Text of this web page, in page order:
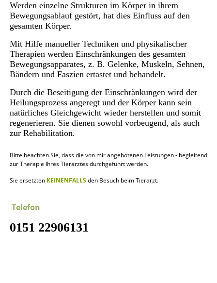
Werden einzelne Strukturen im Körper in ihrem
Bewegungsablauf gestört, hat dies Einfluss auf den
gesamten Körper.
Mit Hilfe manueller Techniken und physikalischer
Therapien werden Einschränkungen des gesamten
Bewegungsapparates, z. B. Gelenke, Muskeln, Sehnen,
Bändern und Faszien ertastet und behandelt.
Durch die Beseitigung der Einschränkungen wird der
Heilungsprozess angeregt und der Körper kann sein
natürliches Gleichgewicht wieder herstellen und somit
regenerieren. Sie dienen sowohl vorbeugend, als auch
zur Rehabilitation.
Bitte beachten Sie, dass die von mir angebotenen Leistungen - begleitend
zur Therapie Ihres Tierarztes durchgeführt werden.
Sie ersetzten KEINENFALLSden Besuch beim Tierarzt.
Telefon
0151 22906131